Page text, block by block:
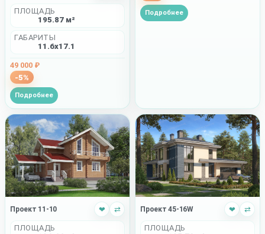
ПЛОЩАДЬ
195.87 м²
ГАБАРИТЫ
11.6x17.1
49 000 ₽
-5%
Подробнее
Подробнее
Проект 11-10 ❤ ⇄
ПЛОЩАДЬ
Проект 45-16W ❤ ⇄
ПЛОЩАДЬ